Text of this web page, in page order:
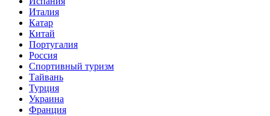
Италия
Катар
Китай
Португалия
Россия
Спортивный туризм
Тайвань
Турция
Украина
Франция